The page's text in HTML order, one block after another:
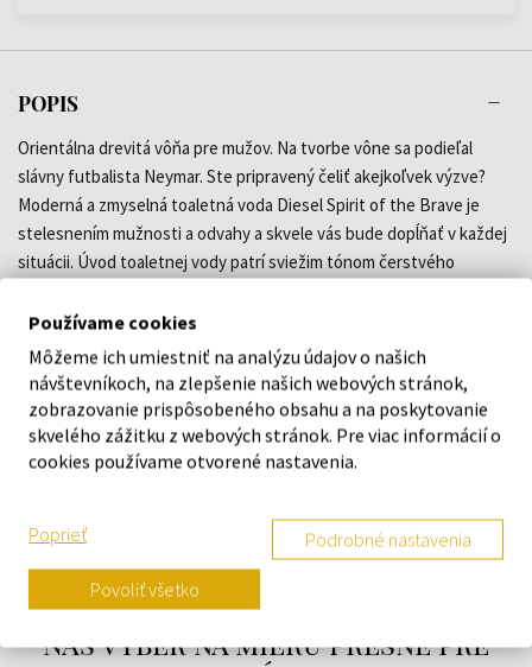
POPIS
Orientálna drevitá vôňa pre mužov. Na tvorbe vône sa podieľal
slávny futbalista Neymar. Ste pripravený čeliť akejkoľvek výzve?
Moderná a zmyselná toaletná voda Diesel Spirit of the Brave je
stelesnením mužnosti a odvahy a skvele vás bude dopĺňať v každej
situácii. Úvod toaletnej vody patrí sviežim tónom čerstvého
postupne vyprchajú, nechajú vyznieť drevité srdce skrývajúce
akordy cyprusu a jedle. Základ prináša spojenie balzamických
esencií v podaní horkastého labdanu a hrejivých tonka bôbov.
DETAILY
Náš výber na mieru presne pre
Používame cookies
Môžeme ich umiestniť na analýzu údajov o našich
návštevníkoch, na zlepšenie našich webových stránok,
zobrazovanie prispôsobeného obsahu a na poskytovanie
skvelého zážitku z webových stránok. Pre viac informácií o
cookies používame otvorené nastavenia.
Poprieť Podrobné nastavenia
Povoliť všetko